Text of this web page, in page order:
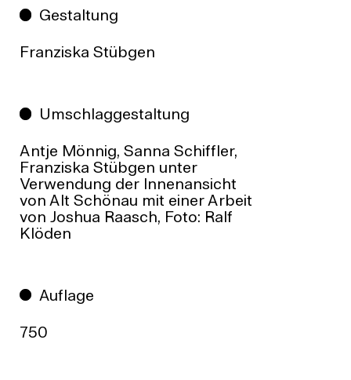
Gestaltung
Franziska Stübgen
Umschlaggestaltung
Antje Mönnig, Sanna Schiffler,
Franziska Stübgen unter
Verwendung der Innenansicht
von Alt Schönau mit einer Arbeit
von Joshua Raasch, Foto: Ralf
Klöden
Auflage
750